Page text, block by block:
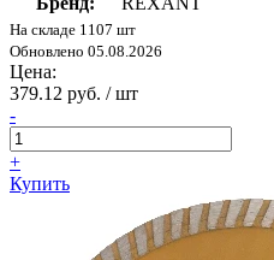
На складе 1107 шт
Обновлено 05.08.2026
Цена:
379.12 руб. / шт
-
+
Купить